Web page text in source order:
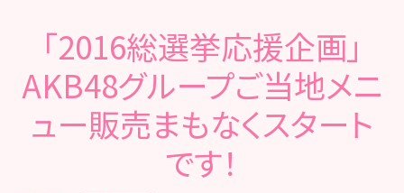
「2016総選挙応援企画」
AKB48グループご当地メニ
ュー販売まもなくスタート
です！